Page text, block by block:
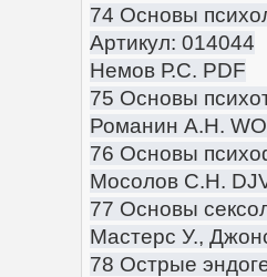
74 Основы
Артикул: 014044
Немов Р.С. PDF
75 Основы
Романин А.Н.
76 Основы
Мосолов С.Н.
77 Основы
Мастерc У.,
78 Острые